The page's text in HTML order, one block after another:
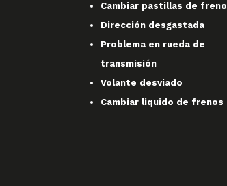
Cambiar pastillas de freno
Dirección desgastada
Problema en rueda de
transmisión
Volante desviado
Cambiar liquido de frenos